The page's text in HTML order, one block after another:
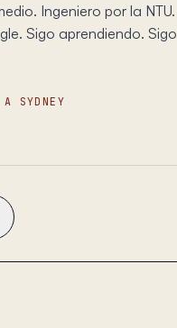
Ingeniero por la NTU.
Sigo aprendiendo. Sigo
A SYDNEY